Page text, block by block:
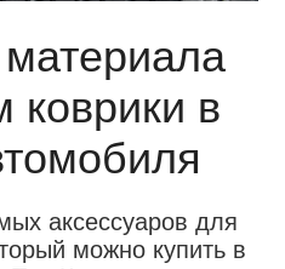
материала
коврики в
аксессуаров для
можно купить в